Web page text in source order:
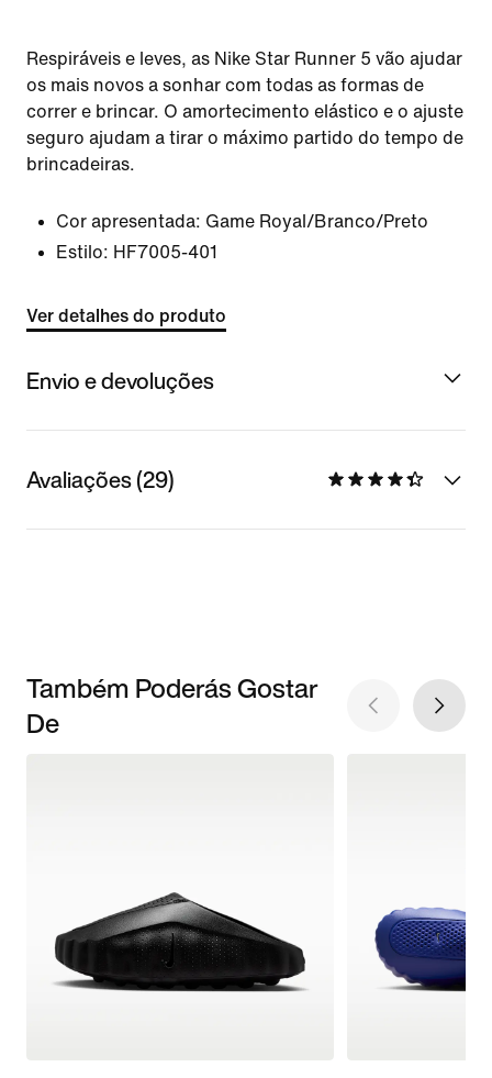
Respiráveis e leves, as Nike Star Runner 5 vão ajudar
os mais novos a sonhar com todas as formas de
correr e brincar. O amortecimento elástico e o ajuste
seguro ajudam a tirar o máximo partido do tempo de
brincadeiras.
Cor apresentada: Game Royal/Branco/Preto
Estilo: HF7005-401
Ver detalhes do produto
Envio e devoluções
Avaliações (29)
Também Poderás Gostar
De